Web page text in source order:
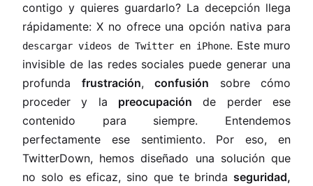
contigo y quieres guardarlo? La decepción llega
rápidamente: X no ofrece una opción nativa para
descargar videos de Twitter en iPhone. Este muro
invisible de las redes sociales puede generar una
profunda frustración, confusión sobre cómo
proceder y la preocupación de perder ese
contenido para siempre. Entendemos
perfectamente ese sentimiento. Por eso, en
TwitterDown, hemos diseñado una solución que
no solo es eficaz, sino que te brinda seguridad,